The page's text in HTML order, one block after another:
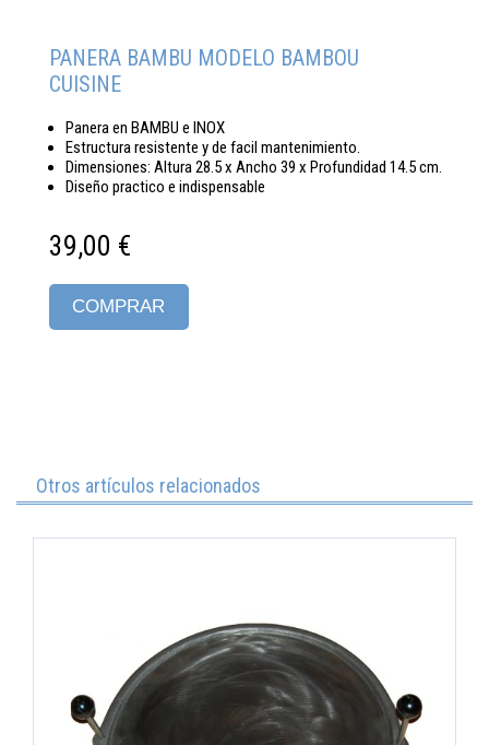
PANERA BAMBU MODELO BAMBOU
CUISINE
Panera en BAMBU e INOX
Estructura resistente y de facil mantenimiento.
Dimensiones: Altura 28.5 x Ancho 39 x Profundidad 14.5 cm.
Diseño practico e indispensable
39,00 €
COMPRAR
Otros artículos relacionados